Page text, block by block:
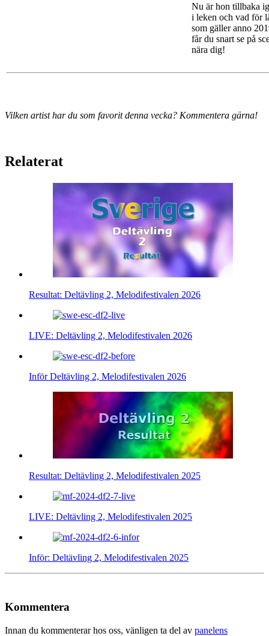
Nu är hon tillbaka
i leken och vad för
som gäller anno
får du snart se på
nära dig!
Vilken artist har du som favorit denna vecka? Kommentera gärna!
Relaterat
Resultat: Deltävling 2, Melodifestivalen 2026
LIVE: Deltävling 2, Melodifestivalen 2026
Inför Deltävling 2, Melodifestivalen 2026
Resultat: Deltävling 2, Melodifestivalen 2025
LIVE: Deltävling 2, Melodifestivalen 2025
Inför: Deltävling 2, Melodifestivalen 2025
Kommentera
Innan du kommenterar hos oss, vänligen ta del av panelens